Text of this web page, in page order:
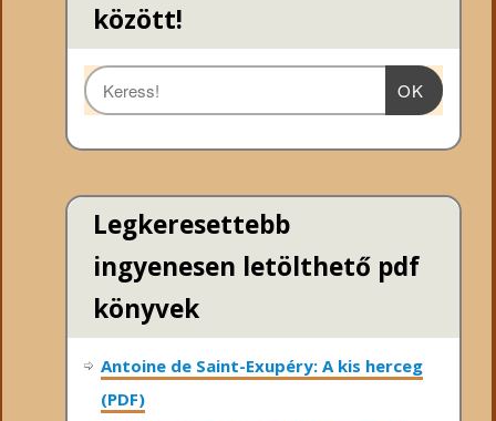
között!
OK
Legkeresettebb
ingyenesen letölthető pdf
könyvek
Antoine de Saint-Exupéry: A kis herceg
(PDF)